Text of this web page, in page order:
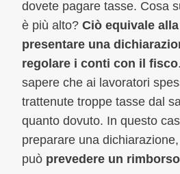
dovete pagare tasse. Cosa
è più alto? Ciò equivale
presentare una
regolare i conti con il fisco
sapere che ai lavoratori
trattenute troppe tasse dal
quanto dovuto. In questo
preparare una
può prevedere un